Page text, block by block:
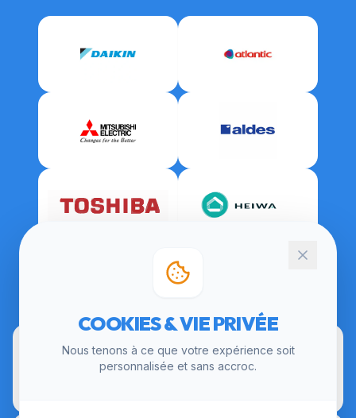
COOKIES & VIE PRIVÉE
Nous tenons à ce que votre expérience soit
personnalisée et sans accroc.